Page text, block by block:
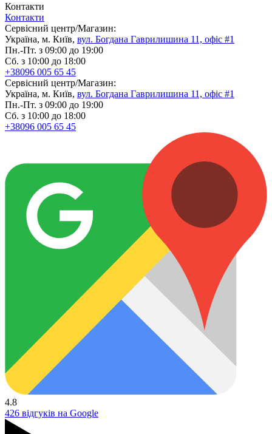
Контакти
Контакти
Сервісний центр/Магазин:
Україна, м. Київ, вул. Богдана Гаврилишина 11, офіс #1
Пн.-Пт. з 09:00 до 19:00
Сб. з 10:00 до 18:00
+38096 005 65 45
Сервісний центр/Магазин:
Україна, м. Київ, вул. Богдана Гаврилишина 11, офіс #1
Пн.-Пт. з 09:00 до 19:00
Сб. з 10:00 до 18:00
+38096 005 65 45
4.8
426 відгуків на Google